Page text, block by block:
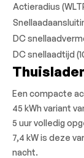
Actieradius
DC
DC snellaadtijd
Een compacte
45 kWh variant
5 uur volledig
7,4 kW is deze
nacht.